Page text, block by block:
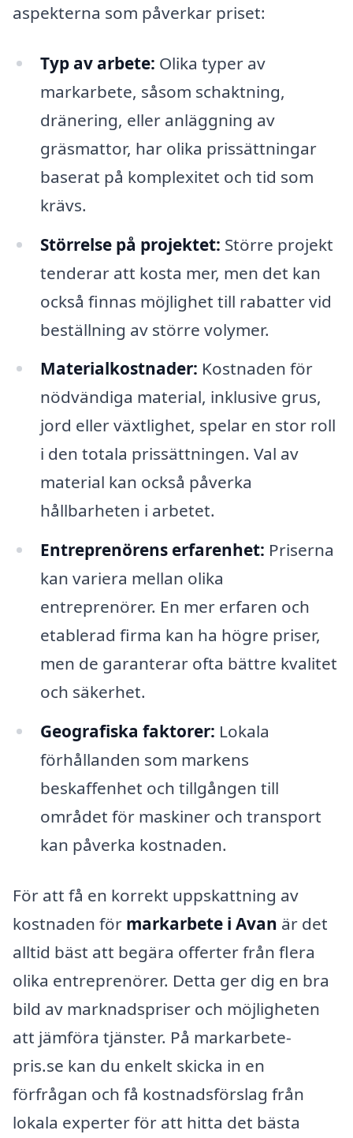
aspekterna som påverkar priset:
Typ av arbete: Olika typer av
markarbete, såsom schaktning,
dränering, eller anläggning av
gräsmattor, har olika prissättningar
baserat på komplexitet och tid som
krävs.
Störrelse på projektet: Större projekt
tenderar att kosta mer, men det kan
också finnas möjlighet till rabatter vid
beställning av större volymer.
Materialkostnader: Kostnaden för
nödvändiga material, inklusive grus,
jord eller växtlighet, spelar en stor roll
i den totala prissättningen. Val av
material kan också påverka
hållbarheten i arbetet.
Entreprenörens erfarenhet: Priserna
kan variera mellan olika
entreprenörer. En mer erfaren och
etablerad firma kan ha högre priser,
men de garanterar ofta bättre kvalitet
och säkerhet.
Geografiska faktorer: Lokala
förhållanden som markens
beskaffenhet och tillgången till
området för maskiner och transport
kan påverka kostnaden.
För att få en korrekt uppskattning av
kostnaden för markarbete i Avan är det
alltid bäst att begära offerter från flera
olika entreprenörer. Detta ger dig en bra
bild av marknadspriser och möjligheten
att jämföra tjänster. På markarbete-
pris.se kan du enkelt skicka in en
förfrågan och få kostnadsförslag från
lokala experter för att hitta det bästa